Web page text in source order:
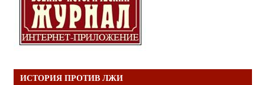
ИСТОРИЯ ПРОТИВ ЛЖИ